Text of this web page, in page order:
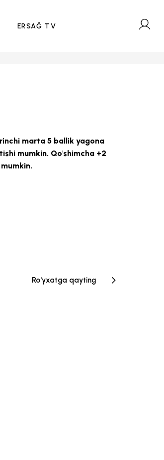
ERSAĞ TV
marta 5 ballik yagona
mumkin. Qo'shimcha +2
Ro'yxatga qayting